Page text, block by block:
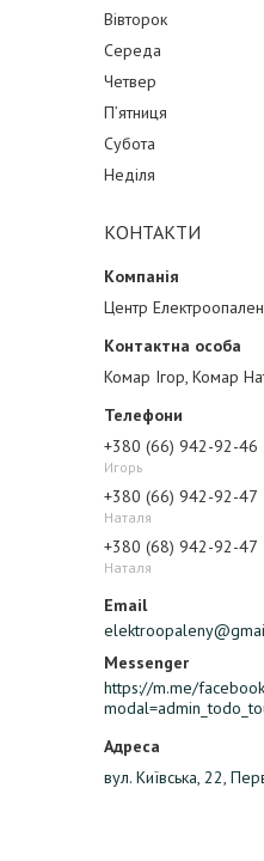
Вівторок
Середа
Четвер
Пʼятниця
Субота
Неділя
КОНТАКТИ
Центр
Комар Ігор, Комар
+380 (66) 942-92-46
Игорь
+380 (66) 942-92-47
Наталя
+380 (68) 942-92-47
Наталя
https://m.me/
вул. Київська, 22,